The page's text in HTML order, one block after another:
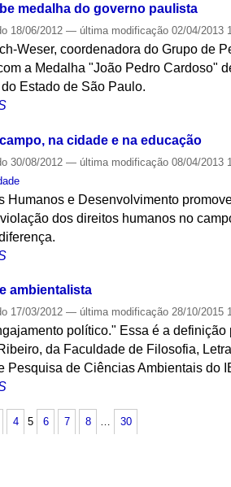
medalha do governo paulista
18/06/2012— última modificação 02/04/2013
Weser, coordenadora do Grupo de
a Medalha "João Pedro Cardoso"
Estado de São Paulo.
na cidade e na educação
30/08/2012— última modificação 08/04/2013
Humanos e Desenvolvimento
dos direitos humanos no
ambientalista
17/03/2012— última modificação 28/10/2015
político." Essa é a
da Faculdade de Filosofia,
Pesquisa de Ciências Ambientais do
4 5 6 7 8 30